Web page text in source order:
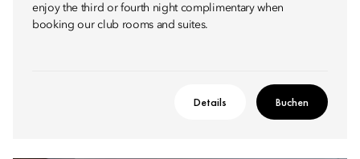
enjoy the third or fourth night complimentary when
booking our club rooms and suites.
Details Buchen